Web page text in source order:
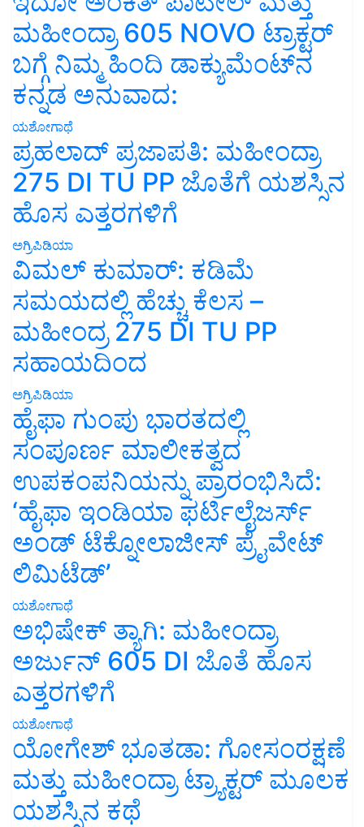
ಮಹೀಂದ್ರಾ 605 NOVO ಟ್ರಾಕ್ಟರ್
ಬಗ್ಗೆ ನಿಮ್ಮ ಹಿಂದಿ ಡಾಕ್ಯುಮೆಂಟ್‌ನ
ಕನ್ನಡ ಅನುವಾದ:
ಯಶೋಗಾಥೆ
ಪ್ರಹಲಾದ್ ಪ್ರಜಾಪತಿ: ಮಹೀಂದ್ರಾ
275 DI TU PP ಜೊತೆಗೆ ಯಶಸ್ಸಿನ
ಹೊಸ ಎತ್ತರಗಳಿಗೆ
ಅಗ್ರಿಪಿಡಿಯಾ
ವಿಮಲ್ ಕುಮಾರ್: ಕಡಿಮೆ
ಸಮಯದಲ್ಲಿ ಹೆಚ್ಚು ಕೆಲಸ –
ಮಹೀಂದ್ರ 275 DI TU PP
ಸಹಾಯದಿಂದ
ಅಗ್ರಿಪಿಡಿಯಾ
ಹೈಫಾ ಗುಂಪು ಭಾರತದಲ್ಲಿ
ಸಂಪೂರ್ಣ ಮಾಲೀಕತ್ವದ
ಉಪಕಂಪನಿಯನ್ನು ಪ್ರಾರಂಭಿಸಿದೆ:
‘ಹೈಫಾ ಇಂಡಿಯಾ ಫರ್ಟಿಲೈಜರ್ಸ್
ಅಂಡ್ ಟೆಕ್ನೋಲಾಜೀಸ್ ಪ್ರೈವೇಟ್
ಲಿಮಿಟೆಡ್’
ಯಶೋಗಾಥೆ
ಅಭಿಷೇಕ್ ತ್ಯಾಗಿ: ಮಹೀಂದ್ರಾ
ಅರ್ಜುನ್ 605 DI ಜೊತೆ ಹೊಸ
ಎತ್ತರಗಳಿಗೆ
ಯಶೋಗಾಥೆ
ಯೋಗೇಶ್ ಭೂತಡಾ: ಗೋಸಂರಕ್ಷಣೆ
ಮತ್ತು ಮಹೀಂದ್ರಾ ಟ್ರ್ಯಾಕ್ಟರ್ ಮೂಲಕ
ಯಶಸ್ಸಿನ ಕಥೆ